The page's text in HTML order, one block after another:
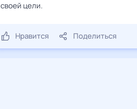
своей цели.
Нравится Поделиться